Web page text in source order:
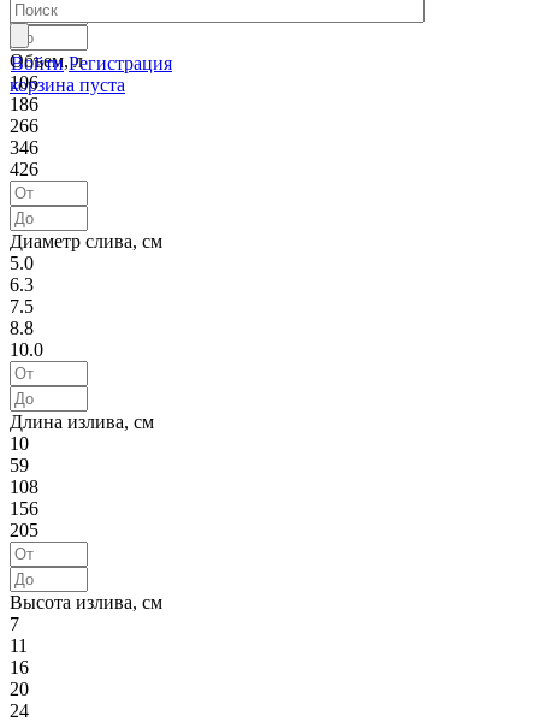
Войти Регистрация
корзина пуста
Объем, л
106
186
266
346
426
Диаметр слива, см
5.0
6.3
7.5
8.8
10.0
Длина излива, см
10
59
108
156
205
Высота излива, см
7
11
16
20
24